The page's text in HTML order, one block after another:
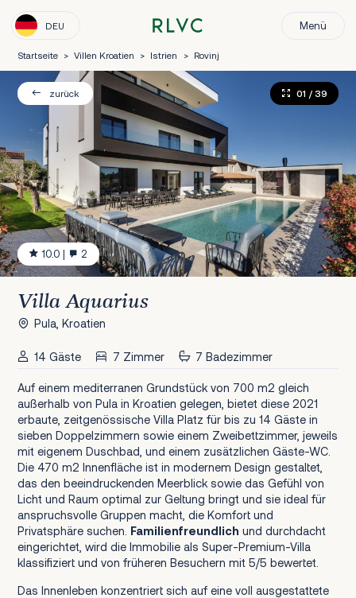
DEU Menü
Startseite > Villen Kroatien > Istrien > Rovinj
zurück
10.0 | 2
01 / 39
Villa Aquarius
Pula, Kroatien
14 Gäste 7 Zimmer 7 Badezimmer
Auf einem mediterranen Grundstück von 700 m2 gleich
außerhalb von Pula in Kroatien gelegen, bietet diese 2021
erbaute, zeitgenössische Villa Platz für bis zu 14 Gäste in
sieben Doppelzimmern sowie einem Zweibettzimmer, jeweils
mit eigenem Duschbad, und einem zusätzlichen Gäste-WC.
Die 470 m2 Innenfläche ist in modernem Design gestaltet,
das den beeindruckenden Meerblick sowie das Gefühl von
Licht und Raum optimal zur Geltung bringt und sie ideal für
anspruchsvolle Gruppen macht, die Komfort und
Privatsphäre suchen. Familienfreundlich und durchdacht
eingerichtet, wird die Immobilie als Super-Premium-Villa
klassifiziert und von früheren Besuchern mit 5/5 bewertet.
Das Innenleben konzentriert sich auf eine voll ausgestattete